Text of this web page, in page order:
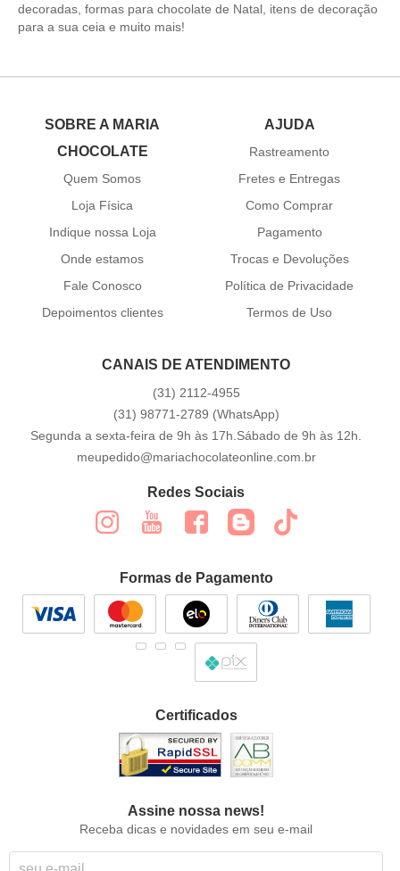
decoradas, formas para chocolate de Natal, itens de decoração
para a sua ceia e muito mais!
SOBRE A MARIA
CHOCOLATE
Quem Somos
Loja Física
Indique nossa Loja
Onde estamos
Fale Conosco
Depoimentos clientes
AJUDA
Rastreamento
Fretes e Entregas
Como Comprar
Pagamento
Trocas e Devoluções
Política de Privacidade
Termos de Uso
CANAIS DE ATENDIMENTO
(31) 2112-4955
(31) 98771-2789 (WhatsApp)
Segunda a sexta-feira de 9h às 17h.Sábado de 9h às 12h.
meupedido@mariachocolateonline.com.br
Redes Sociais
Formas de Pagamento
Certificados
Assine nossa news!
Receba dicas e novidades em seu e-mail